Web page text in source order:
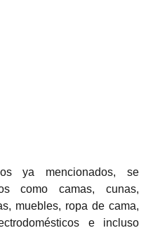
ya mencionados, se
como camas, cunas,
muebles, ropa de cama,
e incluso